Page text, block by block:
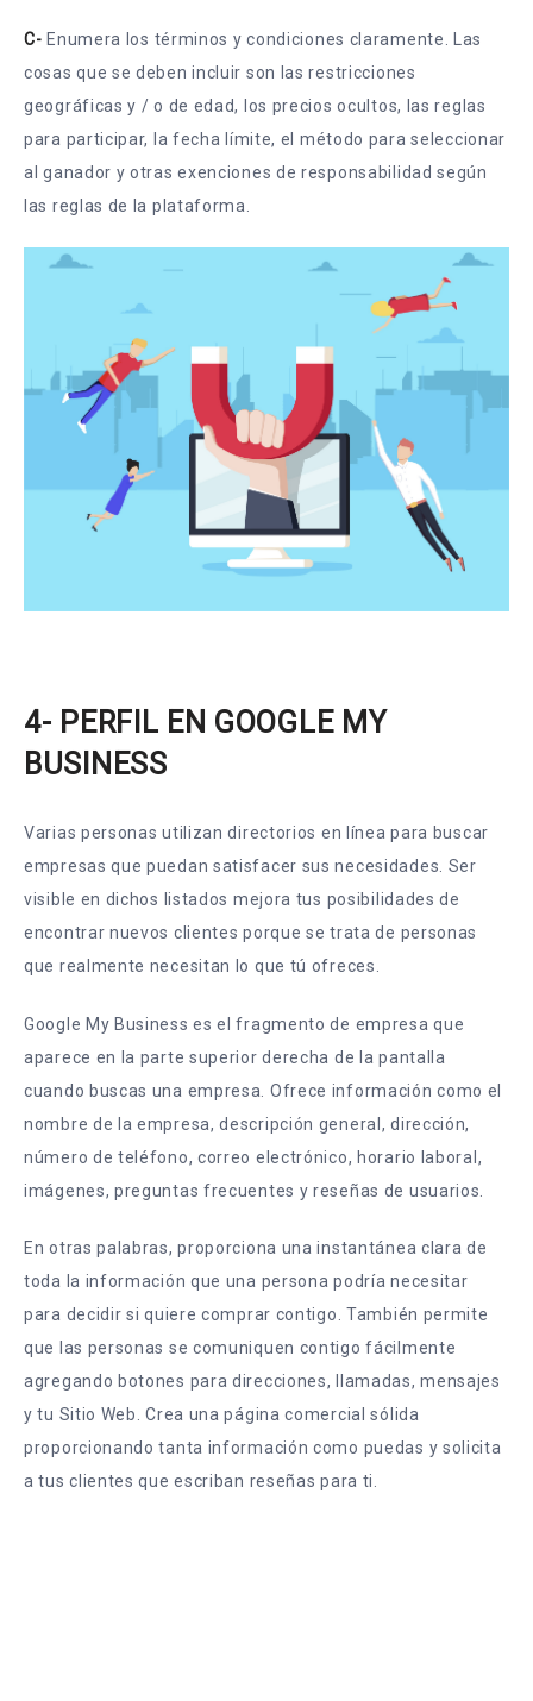
C- Enumera los términos y condiciones claramente. Las
cosas que se deben incluir son las restricciones
geográficas y / o de edad, los precios ocultos, las reglas
para participar, la fecha límite, el método para seleccionar
al ganador y otras exenciones de responsabilidad según
las reglas de la plataforma.
4- PERFIL EN GOOGLE MY
BUSINESS
Varias personas utilizan directorios en línea para buscar
empresas que puedan satisfacer sus necesidades. Ser
visible en dichos listados mejora tus posibilidades de
encontrar nuevos clientes porque se trata de personas
que realmente necesitan lo que tú ofreces.
Google My Business es el fragmento de empresa que
aparece en la parte superior derecha de la pantalla
cuando buscas una empresa. Ofrece información como el
nombre de la empresa, descripción general, dirección,
número de teléfono, correo electrónico, horario laboral,
imágenes, preguntas frecuentes y reseñas de usuarios.
En otras palabras, proporciona una instantánea clara de
toda la información que una persona podría necesitar
para decidir si quiere comprar contigo. También permite
que las personas se comuniquen contigo fácilmente
agregando botones para direcciones, llamadas, mensajes
y tu Sitio Web. Crea una página comercial sólida
proporcionando tanta información como puedas y solicita
a tus clientes que escriban reseñas para ti.